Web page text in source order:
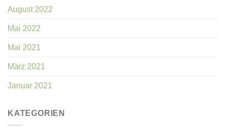
August 2022
Mai 2022
Mai 2021
März 2021
Januar 2021
KATEGORIEN